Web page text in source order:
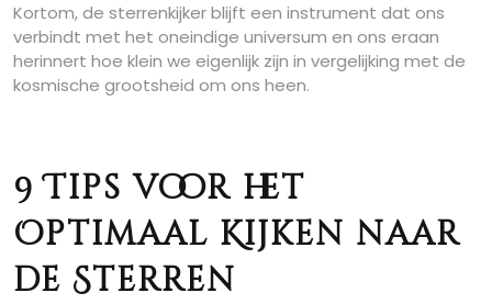
Kortom, de sterrenkijker blijft een instrument dat ons
verbindt met het oneindige universum en ons eraan
herinnert hoe klein we eigenlijk zijn in vergelijking met de
kosmische grootsheid om ons heen.
9 Tips voor het
Optimaal Kijken naar
de Sterren